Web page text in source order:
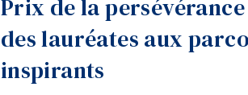
Prix de la
des lauréates aux
inspirants